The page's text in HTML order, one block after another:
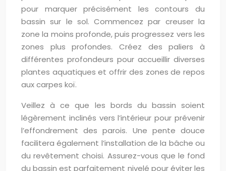
pour marquer précisément les contours du
bassin sur le sol. Commencez par creuser la
zone la moins profonde, puis progressez vers les
zones plus profondes. Créez des paliers à
différentes profondeurs pour accueillir diverses
plantes aquatiques et offrir des zones de repos
aux carpes koï.
Veillez à ce que les bords du bassin soient
légèrement inclinés vers l’intérieur pour prévenir
l’effondrement des parois. Une pente douce
facilitera également l’installation de la bâche ou
du revêtement choisi. Assurez-vous que le fond
du bassin est parfaitement nivelé pour éviter les